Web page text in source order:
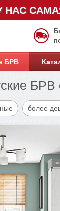
НАС
БРВ
БРВ
более